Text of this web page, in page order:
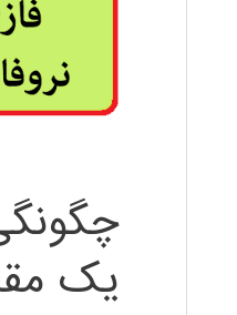
یک